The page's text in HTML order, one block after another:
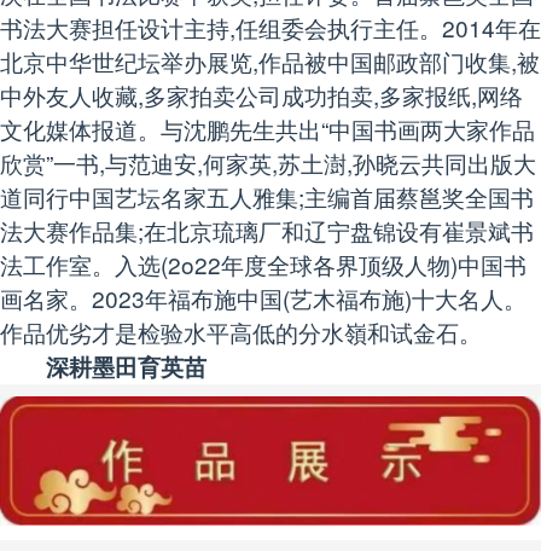
书法大赛担任设计主持,任组委会执行主任。2014年在
北京中华世纪坛举办展览,作品被中国邮政部门收集,被
中外友人收藏,多家拍卖公司成功拍卖,多家报纸,网络
文化媒体报道。与沈鹏先生共出“中国书画两大家作品
欣赏”一书,与范迪安,何家英,苏土澍,孙晓云共同出版大
道同行中国艺坛名家五人雅集;主编首届蔡邕奖全国书
法大赛作品集;在北京琉璃厂和辽宁盘锦设有崔景斌书
法工作室。入选(2o22年度全球各界顶级人物)中国书
画名家。2023年福布施中国(艺木福布施)十大名人。
作品优劣才是检验水平高低的分水嶺和试金石。
深耕墨田育英苗